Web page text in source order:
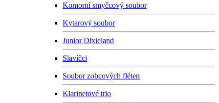
Komorní smyčcový soubor
Kytarový soubor
Junior Dixieland
Slavíčci
Soubor zobcových fléten
Klarinetové trio